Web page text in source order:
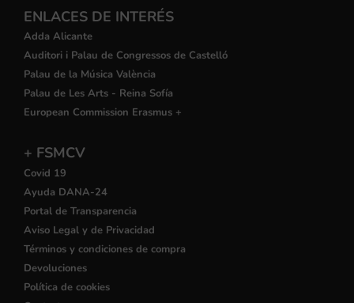
ENLACES DE INTERÉS
Adda Alicante
Auditori i Palau de Congressos de Castelló
Palau de la Música València
Palau de Les Arts - Reina Sofía
European Commission Erasmus +
+ FSMCV
Covid 19
Ayuda DANA-24
Portal de Transparencia
Aviso Legal y de Privacidad
Términos y condiciones de compra
Devoluciones
Política de cookies